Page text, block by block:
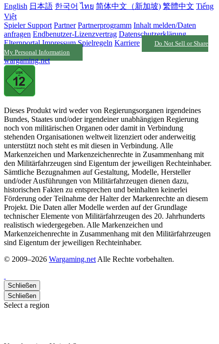
English 日本語 한국어 ไทย 简体中文（新加坡) 繁體中文 Tiếng
Việt
Spieler Support Partner Partnerprogramm Inhalt melden/Daten
anfragen Endbenutzer-Lizenzvertrag Datenschutzerklärung
Elternportal Impressum Spielregeln Karriere
Do Not Sell or Share
My Personal Information
wargaming.net
Dieses Produkt wird weder von Regierungsorganen irgendeines
Bundes, Staates und/oder irgendeiner unabhängigen Regierung
noch von militärischen Organen oder damit in Verbindung
stehenden Organisationen weltweit lizenziert oder anderweitig
unterstützt noch steht es mit diesen in Verbindung. Alle
Markenzeichen und Markenzeichenrechte in Zusammenhang mit
den Militärfahrzeugen sind Eigentum der jeweiligen Rechteinhaber.
Sämtliche Bezugnahmen auf Gestaltung, Modelle, Hersteller
und/oder Ausführungen von Militärfahrzeugen dienen dazu,
historischen Fakten zu entsprechen und beinhalten keinerlei
Förderung oder Teilnahme der Halter der Markenrechte an diesem
Projekt. Die Daten aller Modelle werden auf der Grundlage
technischer Elemente von Militärfahrzeugen des 20. Jahrhunderts
realistisch wiedergegeben. Alle Markenzeichen und
Markenzeichenrechte in Zusammenhang mit den Militärfahrzeugen
sind Eigentum der jeweiligen Rechteinhaber.
© 2009–2026 Wargaming.net Alle Rechte vorbehalten.
Schließen
Schließen
Select a region